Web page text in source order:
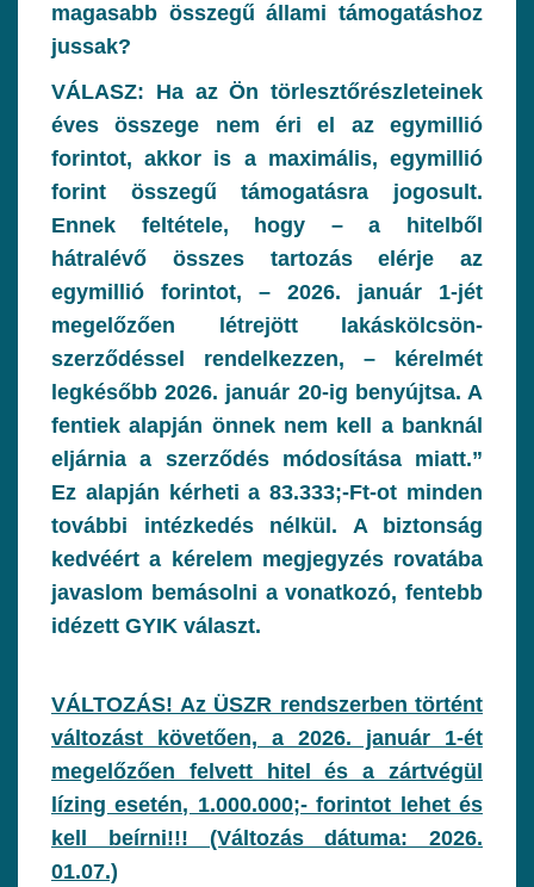
magasabb összegű állami támogatáshoz
jussak?
VÁLASZ: Ha az Ön törlesztőrészleteinek
éves összege nem éri el az egymillió
forintot, akkor is a maximális, egymillió
forint összegű támogatásra jogosult.
Ennek feltétele, hogy – a hitelből
hátralévő összes tartozás elérje az
egymillió forintot, – 2026. január 1-jét
megelőzően létrejött lakáskölcsön-
szerződéssel rendelkezzen, – kérelmét
legkésőbb 2026. január 20-ig benyújtsa. A
fentiek alapján önnek nem kell a banknál
eljárnia a szerződés módosítása miatt.”
Ez alapján kérheti a 83.333;-Ft-ot minden
további intézkedés nélkül. A biztonság
kedvéért a kérelem megjegyzés rovatába
javaslom bemásolni a vonatkozó, fentebb
idézett GYIK választ.
VÁLTOZÁS! Az ÜSZR rendszerben történt
változást követően, a 2026. január 1-ét
megelőzően felvett hitel és a zártvégül
lízing esetén, 1.000.000;- forintot lehet és
kell beírni!!! (Változás dátuma: 2026.
01.07.)